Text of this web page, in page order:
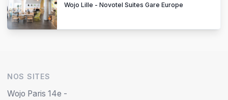
Wojo Lille - Novotel Suites Gare Europe
NOS SITES
Wojo Paris 14e -